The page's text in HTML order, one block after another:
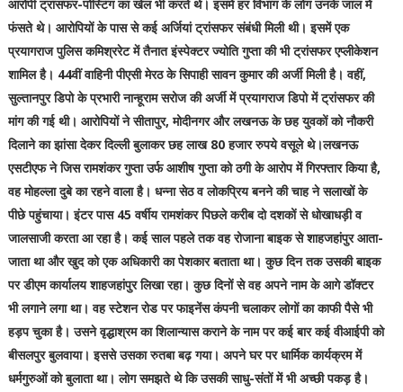
आरोपी ट्रांसफर-पोस्टिंग का खेल भी करते थे। इसमें हर विभाग के लोग उनके जाल में
फंसते थे। आरोपियों के पास से कई अर्जियां ट्रांसफर संबंधी मिली थी। इसमें एक
प्रयागराज पुलिस कमिश्ररेट में तैनात इंस्पेक्टर ज्योति गुप्ता की भी ट्रांसफर एप्लीकेशन
शामिल है। 44वीं वाहिनी पीएसी मेरठ के सिपाही सावन कुमार की अर्जी मिली है। वहीं,
सुल्तानपुर डिपो के प्रभारी नान्हूराम सरोज की अर्जी में प्रयागराज डिपो में ट्रांसफर की
मांग की गई थी। आरोपियों ने सीतापुर, मोदीनगर और लखनऊ के छह युवकों को नौकरी
दिलाने का झांसा देकर दिल्ली बुलाकर छह लाख 80 हजार रुपये वसूले थे।लखनऊ
एसटीएफ ने जिस रामशंकर गुप्ता उर्फ आशीष गुप्ता को ठगी के आरोप में गिरफ्तार किया है,
वह मोहल्ला दुबे का रहने वाला है। धन्ना सेठ व लोकप्रिय बनने की चाह ने सलाखों के
पीछे पहुंचाया। इंटर पास 45 वर्षीय रामशंकर पिछले करीब दो दशकों से धोखाधड़ी व
जालसाजी करता आ रहा है। कई साल पहले तक वह रोजाना बाइक से शाहजहांपुर आता-
जाता था और खुद को एक अधिकारी का पेशकार बताता था। कुछ दिन तक उसकी बाइक
पर डीएम कार्यालय शाहजहांपुर लिखा रहा। कुछ दिनों से वह अपने नाम के आगे डॉक्टर
भी लगाने लगा था। वह स्टेशन रोड पर फाइनेंस कंपनी चलाकर लोगों का काफी पैसे भी
हड़प चुका है। उसने वृद्धाश्रम का शिलान्यास कराने के नाम पर कई बार कई वीआईपी को
बीसलपुर बुलवाया। इससे उसका रुतबा बढ़ गया। अपने घर पर धार्मिक कार्यक्रम में
धर्मगुरुओं को बुलाता था। लोग समझते थे कि उसकी साधु-संतों में भी अच्छी पकड़ है।